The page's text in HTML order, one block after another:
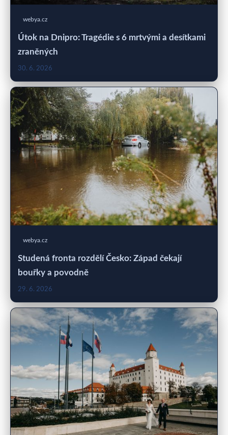
webya.cz
Útok na Dnipro: Tragédie s 6 mrtvými a desítkami
zraněných
30. 6. 2026
webya.cz
Studená fronta rozdělí Česko: Západ čekají
bouřky a povodně
29. 6. 2026